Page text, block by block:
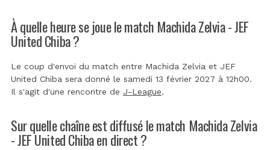
À quelle heure se joue le match Machida Zelvia - JEF
United Chiba ?
Le coup d'envoi du match entre Machida Zelvia et JEF
United Chiba sera donné le samedi 13 février 2027 à 12h00.
Il s'agit d'une rencontre de J-League.
Sur quelle chaîne est diffusé le match Machida Zelvia
- JEF United Chiba en direct ?